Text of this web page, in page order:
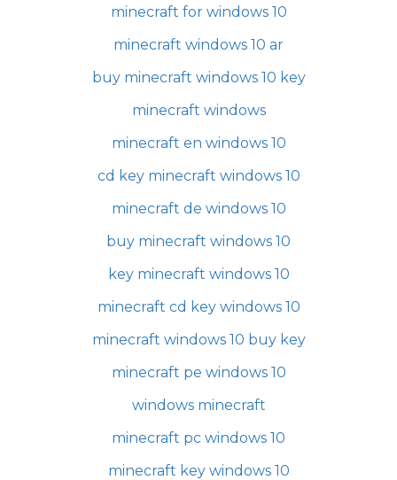
minecraft for windows 10
minecraft windows 10 ar
buy minecraft windows 10 key
minecraft windows
minecraft en windows 10
cd key minecraft windows 10
minecraft de windows 10
buy minecraft windows 10
key minecraft windows 10
minecraft cd key windows 10
minecraft windows 10 buy key
minecraft pe windows 10
windows minecraft
minecraft pc windows 10
minecraft key windows 10